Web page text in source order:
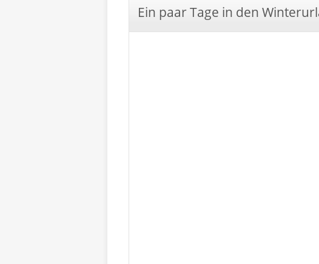
Ein paar Tage in den